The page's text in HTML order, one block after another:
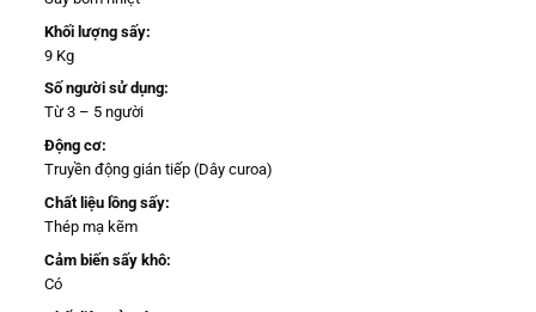
Khối lượng sấy:
9 Kg
Số người sử dụng:
Từ 3 – 5 người
Động cơ:
Truyền động gián tiếp (Dây curoa)
Chất liệu lồng sấy:
Thép mạ kẽm
Cảm biến sấy khô:
Có